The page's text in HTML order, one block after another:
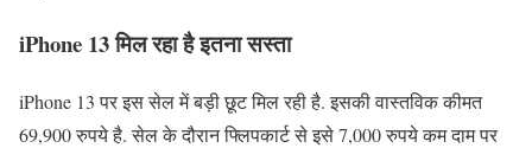
iPhone 13 मिल रहा है इतना सस्ता
iPhone 13 पर इस सेल में बड़ी छूट मिल रही है. इसकी वास्तविक कीमत
69,900 रुपये है. सेल के दौरान फ्लिपकार्ट से इसे 7,000 रुपये कम दाम पर